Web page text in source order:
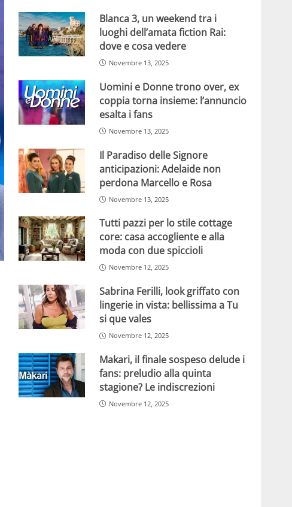
Blanca 3, un weekend tra i
luoghi dell’amata fiction Rai:
dove e cosa vedere
Novembre 13, 2025
Uomini e Donne trono over, ex
coppia torna insieme: l’annuncio
esalta i fans
Novembre 13, 2025
Il Paradiso delle Signore
anticipazioni: Adelaide non
perdona Marcello e Rosa
Novembre 13, 2025
Tutti pazzi per lo stile cottage
core: casa accogliente e alla
moda con due spiccioli
Novembre 12, 2025
Sabrina Ferilli, look griffato con
lingerie in vista: bellissima a Tu
si que vales
Novembre 12, 2025
Makari, il finale sospeso delude i
fans: preludio alla quinta
stagione? Le indiscrezioni
Novembre 12, 2025